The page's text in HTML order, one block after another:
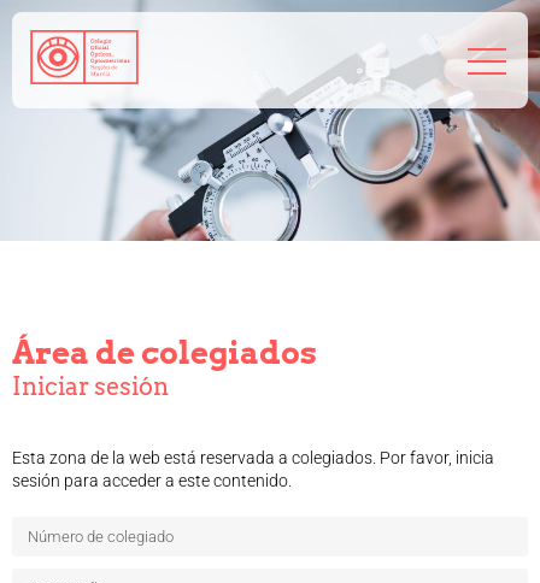
Salud visual
Consejos de tu óptico-optometrista
Profesionales
Empleo
Biblioteca
Área de colegiados
Iniciar sesión
Esta zona de la web está reservada a colegiados. Por favor, inicia
sesión para acceder a este contenido.